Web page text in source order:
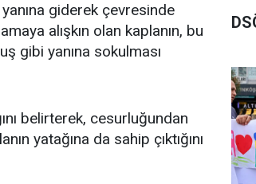
giderek çevresinde
alışkın olan kaplanın, bu
gibi yanına sokulması
belirterek, cesurluğundan
yatağına da sahip çıktığını